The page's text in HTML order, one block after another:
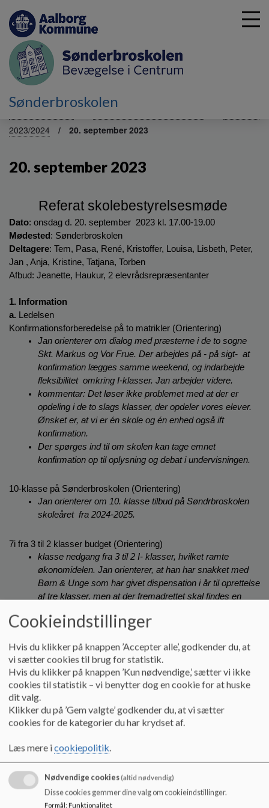
Sønderbroskolen
2023/2024
20. september 2023
20. september 2023
Referat skolebestyrelsesmøde
Dato: onsdag d. 20. september  2023 kl. 17.00-19.00
Mødested: Sønderbroskolen
Deltagere: Tem, Pasa, René, Kristoffer, Louisa, Lisbeth, Peter,
Jan , Anja, Kristine, Tatjana, Torben
Afbud: Jeanette, Haukur, 2 elevrådsrepræsentanter
1. Information
a. Ledelsen
Konfirmationsforberedelse på to matrikler (Orientering)
Jan orienterer om dialog med præsterne i de to sogne
Skt. Markus og Vor Frue. Der arbejdes på - på sigt-  at
konfirmation lægges samme weekend, og indarbejde
fleksibilitet  omkring I-klasser. Jan arbejder videre.
kommentar: Det løser ikke problemet med at der er
opdeling i de to slags klasser, der opdeler vores elever.
Ønsket er, at vi er én skole og én enhed også ift
konfirmation.
Der spørges ind til om skolen kan tage emnet
konfirmation op til oplysning og debat i undervisningen.
10-klasse på Sønderbroskolen (Orientering)
Jan orienterer om 10. klasse tilbud på Søndrbroskolen
skoleåret  fra 2024-2025.
7i fra 3 til 2 klasser budget (Orientering)
klasse nedgang fra 3 til 2 I- klasser, hvilket ramte
økonomidelen. Jan orienterer, at han har snakket med
Børn & Unge som har givet dispensation i år til oprettelse
af tre klasser, men at der fremadrettet skal findes en
To stillinger slået op - tysklærer mangles
b. Forældre
c. Personale
Dussen ønsker at vi tager stilling til børnenes
2. Budget 24/27 (Orientering - Drøftelse - beslutning)
Besparelser på budget 2024/27 er præsenteret og vi skal
forholde os til, hvilke besparelser vi ønsker, at give indsigelser
på i et høringssvar.
Cookieindstillinger
Hvis du klikker på knappen ’Accepter alle’, godkender du, at
vi sætter cookies til brug for statistik.
Hvis du klikker på knappen ’Kun nødvendige,’ sætter vi ikke
cookies til statistik – vi benytter dog en cookie for at huske
dit valg.
Klikker du på ’Gem valgte’ godkender du, at vi sætter
cookies for de kategorier du har krydset af.
Læs mere icookiepolitik.
Nødvendige cookies(altid nødvendig)
Disse cookies gemmer dine valg om cookieindstillinger.
Formål: Funktionalitet